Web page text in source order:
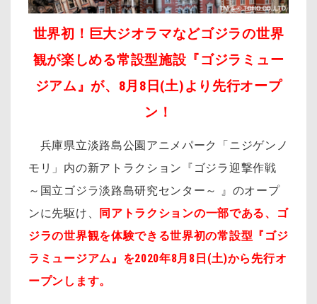
世界初！ 巨大ジオラマなどゴジラの世界
観が楽しめる常設型施設 『ゴジラミュー
ジアム』が、8月8日(土)より先行オープ
ン！
兵庫県立淡路島公園アニメパーク「ニジゲンノ
モリ」内の新アトラクション『ゴジラ迎撃作戦
～国立ゴジラ淡路島研究センター～ 』のオープ
ンに先駆け、
同アトラクションの一部である、ゴ
ジラの世界観を体験できる世界初の常設型『ゴジ
ラミュージアム』を2020年8月8日(土)から先行オ
ープンします。